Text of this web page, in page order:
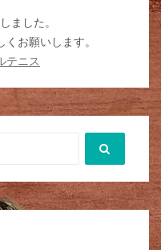
ました。
お願いします。
テニス